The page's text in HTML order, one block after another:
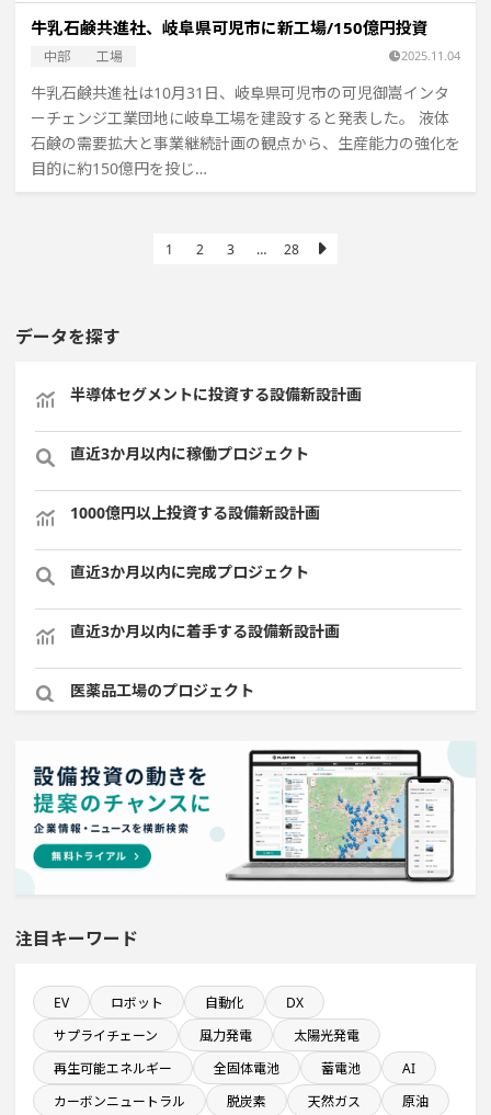
牛乳石鹸共進社、岐阜県可児市に新工場/150億円投資
中部 工場 2025.11.04
牛乳石鹸共進社は10月31日、岐阜県可児市の可児御嵩インタ
ーチェンジ工業団地に岐阜工場を建設すると発表した。 液体
石鹸の需要拡大と事業継続計画の観点から、生産能力の強化を
目的に約150億円を投じ…
1 2 3 … 28
データを探す
半導体セグメントに投資する設備新設計画
直近3か月以内に稼働プロジェクト
1000億円以上投資する設備新設計画
直近3か月以内に完成プロジェクト
直近3か月以内に着手する設備新設計画
医薬品工場のプロジェクト
完成から約10年経過プロジェクト
来月着工プロジェクト
九州地方で投資額10億円以上プロジェクト
直近3か月以内に着工プロジェクト
稼働から約10年経過プロジェクト
純利益が10億円以上の企業一覧
完成から約5年経過プロジェクト
注目キーワード
EV ロボット 自動化
DX
サプライチェーン
風力発電
太陽光発電
再生可能エネルギー
全固体電池 蓄電池
AI
カーボンニュートラル
脱炭素 天然ガス 原油